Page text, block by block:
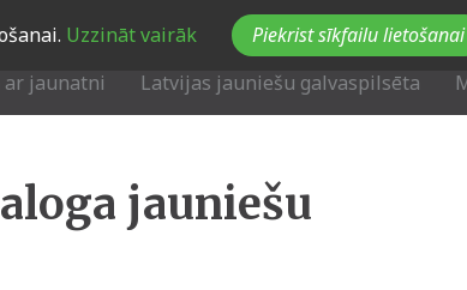
Uzzināt vairāk Piekrist sīkfailu lietošanai
ar jaunatni Latvijas jauniešu galvaspilsēta
jauniešu